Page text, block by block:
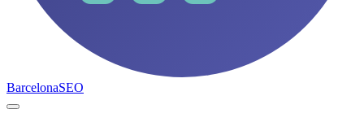
BarcelonaSEO